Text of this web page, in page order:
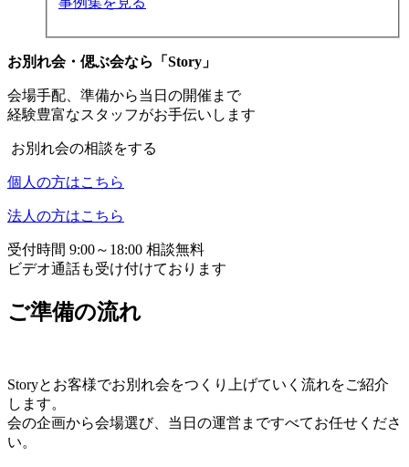
お別れ会・偲ぶ会なら「Story」
会場手配、準備から当日の開催まで
経験豊富なスタッフがお手伝いします
お別れ会の相談をする
個人の方はこちら
法人の方はこちら
受付時間 9:00～18:00 相談無料
ビデオ通話も受け付けております
ご準備の流れ
Storyとお客様でお別れ会をつくり上げていく流れをご紹介
します。
会の企画から会場選び、当日の運営まですべてお任せくださ
い。